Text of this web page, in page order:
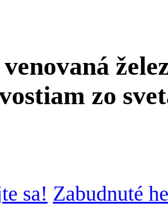
zo
sa! Zabudnuté